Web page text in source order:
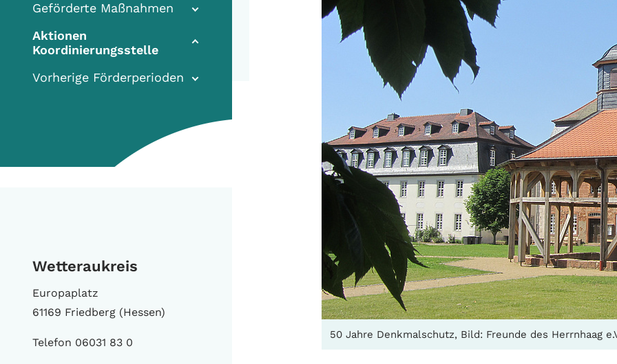
Geförderte Maßnahmen
Aktionen
Koordinierungsstelle
Vorherige Förderperioden
Wetteraukreis
Europaplatz
61169 Friedberg (Hessen)
Telefon 06031 83 0
50 Jahre Denkmalschutz, Bild: Freunde des Herrnhaag